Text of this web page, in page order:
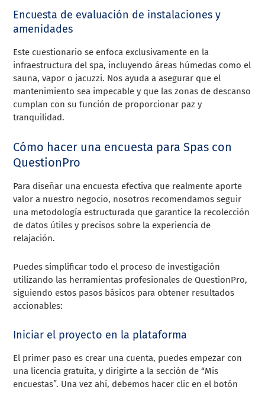
Encuesta de evaluación de instalaciones y
amenidades
Este cuestionario se enfoca exclusivamente en la
infraestructura del spa, incluyendo áreas húmedas como el
sauna, vapor o jacuzzi. Nos ayuda a asegurar que el
mantenimiento sea impecable y que las zonas de descanso
cumplan con su función de proporcionar paz y
tranquilidad.
Cómo hacer una encuesta para Spas con
QuestionPro
Para diseñar una encuesta efectiva que realmente aporte
valor a nuestro negocio, nosotros recomendamos seguir
una metodología estructurada que garantice la recolección
de datos útiles y precisos sobre la experiencia de
relajación.
Puedes simplificar todo el proceso de investigación
utilizando las herramientas profesionales de QuestionPro,
siguiendo estos pasos básicos para obtener resultados
accionables:
Iniciar el proyecto en la plataforma
El primer paso es crear una cuenta, puedes empezar con
una licencia gratuita, y dirigirte a la sección de “Mis
encuestas”. Una vez ahí, debemos hacer clic en el botón